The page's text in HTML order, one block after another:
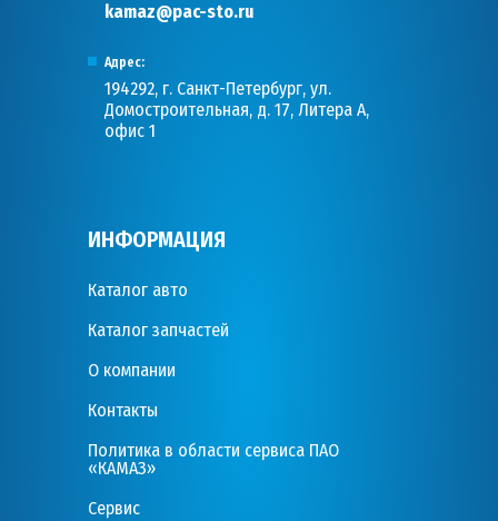
kamaz@pac-sto.ru
Адрес:
194292, г. Санкт-Петербург, ул.
Домостроительная, д. 17, Литера А,
офис 1
ИНФОРМАЦИЯ
Каталог авто
Каталог запчастей
О компании
Контакты
Политика в области сервиса ПАО
«КАМАЗ»
Сервис